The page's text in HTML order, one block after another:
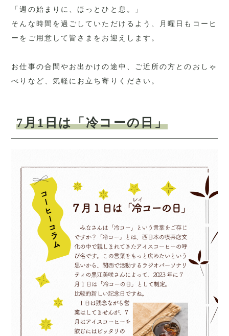
「週の始まりに、ほっとひと息。」
そんな時間を過ごしていただけるよう、月曜日もコーヒ
ーをご用意して皆さまをお迎えします。
お仕事の合間やお出かけの途中、ご近所の方とのおしゃ
べりなど、気軽にお立ち寄りください。
7月1日は「冷コーの日」